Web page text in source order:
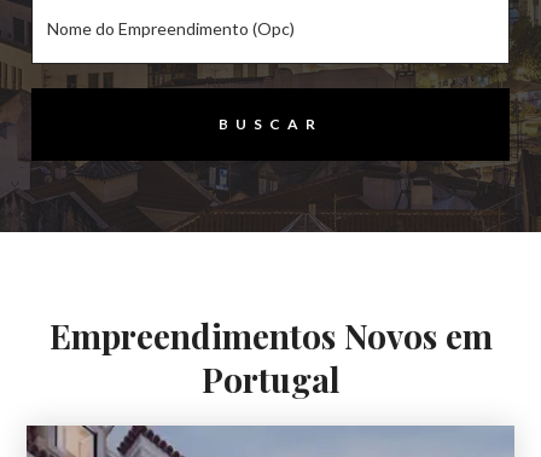
Empreendimentos Novos em
Portugal